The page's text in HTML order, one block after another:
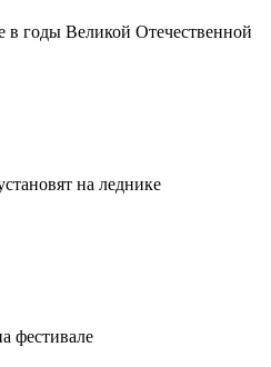
в годы Великой Отечественной
на леднике
фестивале